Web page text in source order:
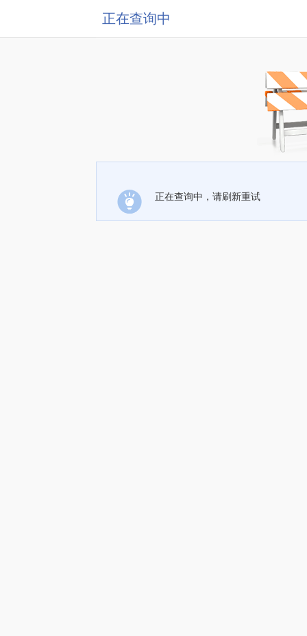
正在查询中
正在查询中，请刷新重试